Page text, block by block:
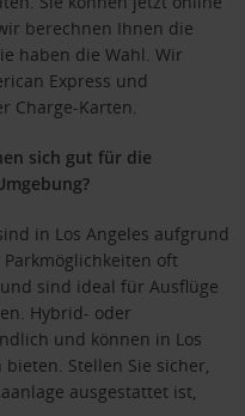
berechnen Ihnen die
haben die Wahl. Wir
Express und
Charge-Karten.
sich gut für die
in Los Angeles aufgrund
oft
sind ideal für Ausflüge
Hybrid- oder
und können in Los
Stellen Sie sicher,
ausgestattet ist,